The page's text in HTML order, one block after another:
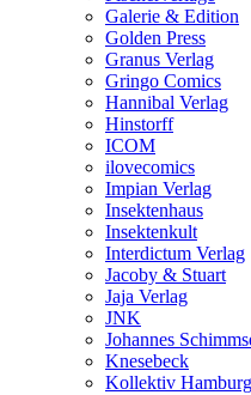
Galerie & Edition
Golden Press
Granus Verlag
Gringo Comics
Hannibal Verlag
Hinstorff
ICOM
ilovecomics
Impian Verlag
Insektenhaus
Insektenkult
Interdictum Verlag
Jacoby & Stuart
Jaja Verlag
JNK
Johannes
Knesebeck
Kollektiv Hamburg